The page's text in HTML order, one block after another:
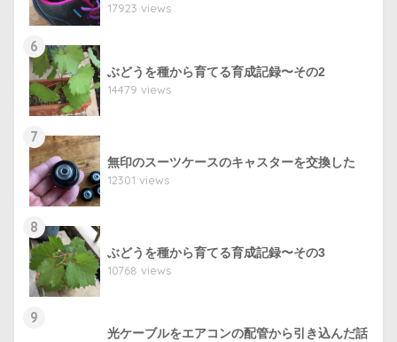
17923 views
6
ぶどうを種から育てる育成記録〜その2
14479 views
7
無印のスーツケースのキャスターを交換した
12301 views
8
ぶどうを種から育てる育成記録〜その3
10768 views
9
光ケーブルをエアコンの配管から引き込んだ話